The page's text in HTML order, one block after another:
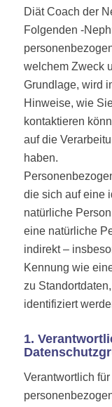
Diät Coach der
Folgenden -
welchem Zweck
Grundlage, wird
Hinweise, wie
kontaktieren
auf die
haben.
die sich auf eine
natürliche
eine natürliche
indirekt –
Kennung wie
zu
identifiziert
1.
Verantwortlich